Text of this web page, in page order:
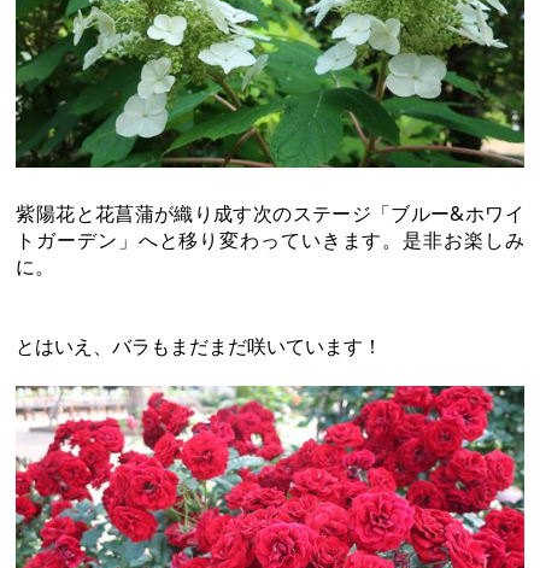
紫陽花と花菖蒲が織り成す次のステージ「ブルー&ホワイ
トガーデン」へと移り変わっていきます。是非お楽しみ
に。
とはいえ、バラもまだまだ咲いています！